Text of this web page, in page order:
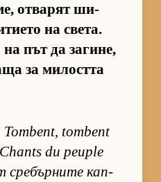
от­ва­рят ши­
на све­та.
път да за­ги­не,
за ми­лостта
Tombent, tombent
du peuple
сре­бър­ните кап­